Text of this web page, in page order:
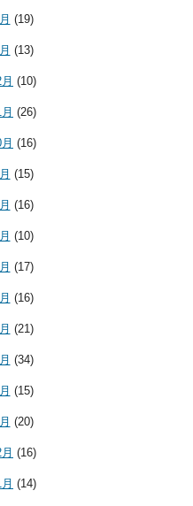
(19)
(13)
(10)
(26)
(16)
(15)
(16)
(10)
(17)
(16)
(21)
(34)
(15)
(20)
(16)
(14)